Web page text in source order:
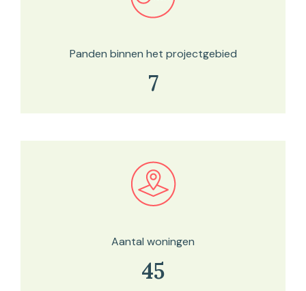
Bekijk in onze kaartviewer
Panden binnen het projectgebied
7
Bekijk in onze kaartviewer
Aantal woningen
45